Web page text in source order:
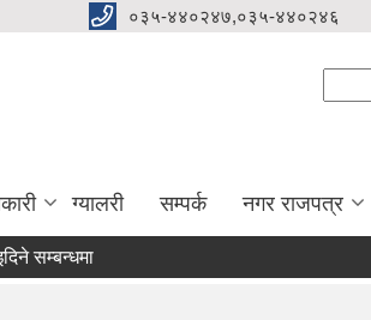
०३५-४४०२४७,०३५-४४०२४६
ग्यालरी सम्पर्क नगर राजपत्र
सम्बन्धमा ।